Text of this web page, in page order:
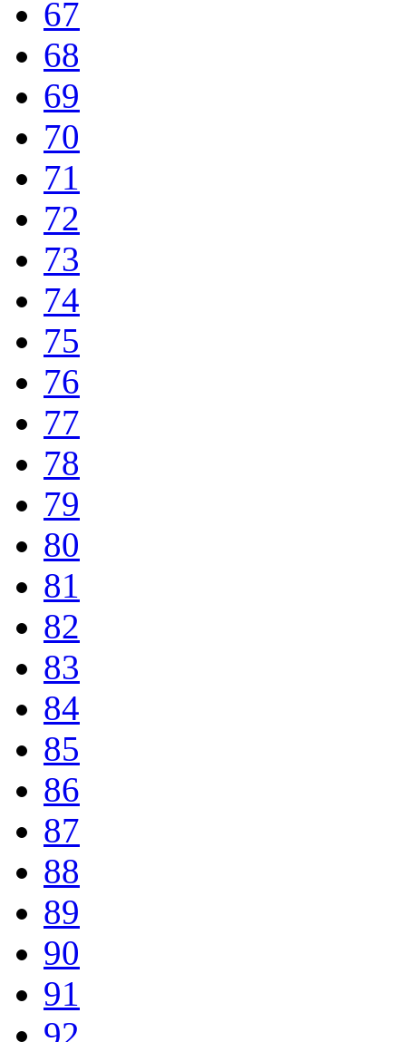
67
68
69
70
71
72
73
74
75
76
77
78
79
80
81
82
83
84
85
86
87
88
89
90
91